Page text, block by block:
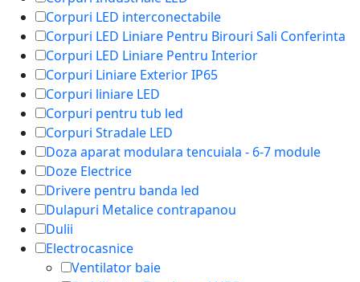
Corpuri LED interconectabile
Corpuri LED Liniare Pentru Birouri Sali Conferinta
Corpuri LED Liniare Pentru Interior
Corpuri Liniare Exterior IP65
Corpuri liniare LED
Corpuri pentru tub led
Corpuri Stradale LED
Doza aparat modulara tencuiala - 6-7 module
Doze Electrice
Drivere pentru banda led
Dulapuri Metalice contrapanou
Dulii
Electrocasnice
Ventilator baie